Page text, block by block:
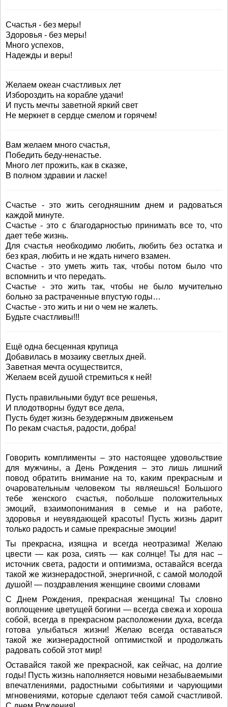
Счастья - без меры!
Здоровья - без меры!
Много успехов,
Надежды и веры!
Желаем океан счастливых лет
Избороздить на корабле удачи!
И пусть мечты заветной яркий свет
Не меркнет в сердце смелом и горячем!
Вам желаем много счастья,
Победить беду-ненастье.
Много лет прожить, как в сказке,
В полном здравии и ласке!
Счастье - это жить сегодняшним днем и радоваться
каждой минуте.
Счастье - это с благодарностью принимать все то, что
дает тебе жизнь.
Для счастья необходимо любить, любить без остатка и
без края, любить и не ждать ничего взамен.
Счастье - это уметь жить так, чтобы потом было что
вспомнить и что передать.
Счастье - это жить так, чтобы не было мучительно
больно за растраченные впустую годы…
Счастье - это жить и ни о чем не жалеть.
Будьте счастливы!!!
Ещё одна бесценная крупица
Добавилась в мозаику светлых дней.
Заветная мечта осуществится,
Желаем всей душой стремиться к ней!
Пусть правильными будут все решенья,
И плодотворны будут все дела,
Пусть будет жизнь безудержным движеньем
По рекам счастья, радости, добра!
Говорить комплименты – это настоящее удовольствие
для мужчины, а День Рождения – это лишь лишний
повод обратить внимание на то, каким прекрасным и
очаровательным человеком ты являешься! Большого
тебе женского счастья, побольше положительных
эмоций, взаимопонимания в семье и на работе,
здоровья и неувядающей красоты! Пусть жизнь дарит
только радость и самые прекрасные эмоции!
Ты прекрасна, изящна и всегда неотразима! Желаю
цвести — как роза, сиять — как солнце! Ты для нас –
источник света, радости и оптимизма, оставайся всегда
такой же жизнерадостной, энергичной, с самой молодой
душой! — поздравления женщине своими словами
С Днем Рождения, прекрасная женщина! Ты словно
воплощение цветущей богини — всегда свежа и хороша
собой, всегда в прекрасном расположении духа, всегда
готова улыбаться жизни! Желаю всегда оставаться
такой же жизнерадостной оптимисткой и продолжать
радовать собой этот мир!
Оставайся такой же прекрасной, как сейчас, на долгие
годы! Пусть жизнь наполняется новыми незабываемыми
впечатлениями, радостными событиями и чарующими
мгновениями, которые сделают тебя самой счастливой.